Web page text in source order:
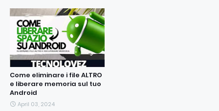
Come eliminare i file ALTRO
e liberare memoria sul tuo
Android
April 03, 2024